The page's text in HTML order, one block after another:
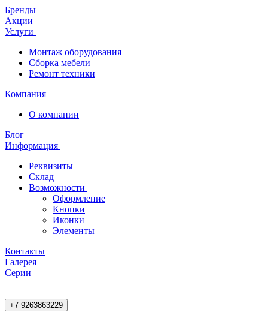
Бренды
Акции
Услуги
Монтаж оборудования
Сборка мебели
Ремонт техники
Компания
О компании
Блог
Информация
Реквизиты
Склад
Возможности
Оформление
Кнопки
Иконки
Элементы
Контакты
Галерея
Cерии
+7 9263863229